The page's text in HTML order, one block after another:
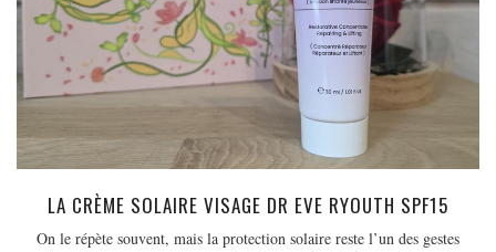
LA CRÈME SOLAIRE VISAGE DR EVE RYOUTH SPF15
On le répète souvent, mais la protection solaire reste l’un des gestes